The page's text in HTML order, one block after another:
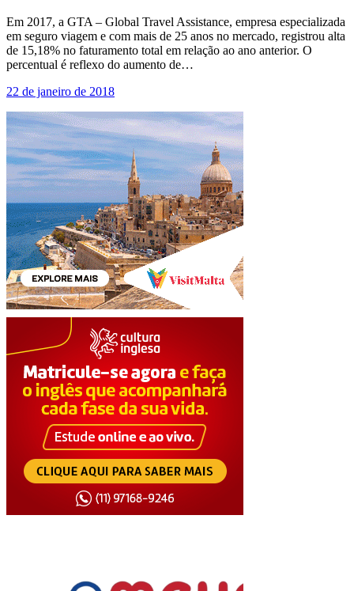
Em 2017, a GTA – Global Travel Assistance, empresa especializada
em seguro viagem e com mais de 25 anos no mercado, registrou alta
de 15,18% no faturamento total em relação ao ano anterior. O
percentual é reflexo do aumento de…
22 de janeiro de 2018